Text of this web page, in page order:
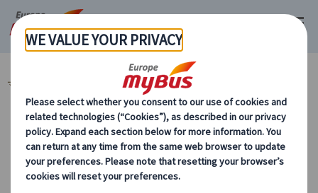
マイバス・ヨーロッパ 時間帯で選ぶ (56)
カテゴリーから探す
時間帯で選ぶ ヨーロッパ・プライベートツ
アー